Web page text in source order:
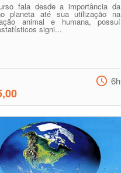
fala desde a importância da
planeta até sua utilização na
animal e humana, possuí
signi...
6h